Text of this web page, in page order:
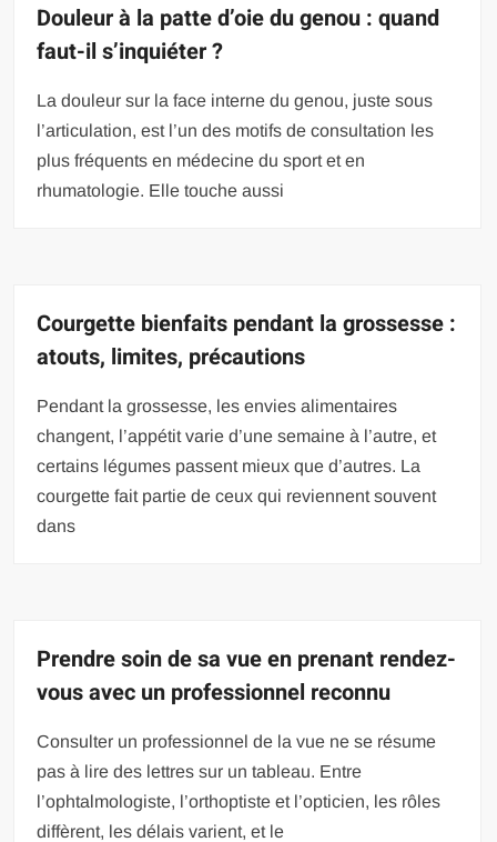
Douleur à la patte d’oie du genou : quand
faut-il s’inquiéter ?
La douleur sur la face interne du genou, juste sous
l’articulation, est l’un des motifs de consultation les
plus fréquents en médecine du sport et en
rhumatologie. Elle touche aussi
Courgette bienfaits pendant la grossesse :
atouts, limites, précautions
Pendant la grossesse, les envies alimentaires
changent, l’appétit varie d’une semaine à l’autre, et
certains légumes passent mieux que d’autres. La
courgette fait partie de ceux qui reviennent souvent
dans
Prendre soin de sa vue en prenant rendez-
vous avec un professionnel reconnu
Consulter un professionnel de la vue ne se résume
pas à lire des lettres sur un tableau. Entre
l’ophtalmologiste, l’orthoptiste et l’opticien, les rôles
diffèrent, les délais varient, et le